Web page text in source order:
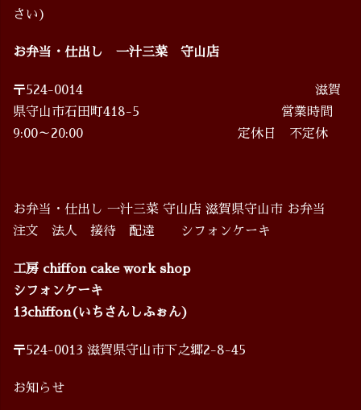
さい)
お弁当・仕出し 一汁三菜 守山店
〒524-0014 滋賀
県守山市石田町418-5 営業時間
9:00～20:00 定休日 不定休
お弁当・仕出し 一汁三菜 守山店 滋賀県守山市 お弁当
注文 法人 接待 配達 シフォンケーキ
工房 chiffon cake work shop
シフォンケーキ
13chiffon(いちさんしふぉん)
〒524-0013 滋賀県守山市下之郷2-8-45
お知らせ